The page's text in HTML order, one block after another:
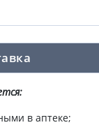
в аптеке;